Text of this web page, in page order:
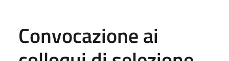
Convocazione ai